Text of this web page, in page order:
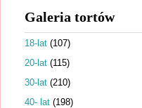
Galeria tortów
18-lat (107)
20-lat (115)
30-lat (210)
40- lat (198)